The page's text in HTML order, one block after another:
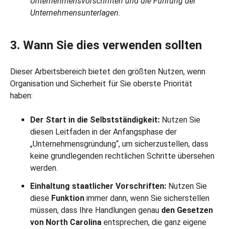
Unternehmensunterlagen.
3. Wann Sie dies verwenden sollten
Dieser Arbeitsbereich bietet den größten Nutzen, wenn
Organisation und Sicherheit für Sie oberste Priorität
haben:
Der Start in die Selbstständigkeit: Nutzen Sie
diesen Leitfaden in der Anfangsphase der
„Unternehmensgründung“, um sicherzustellen, dass
keine grundlegenden rechtlichen Schritte übersehen
werden.
Einhaltung staatlicher Vorschriften: Nutzen Sie
diese Funktion immer dann, wenn Sie sicherstellen
müssen, dass Ihre Handlungen genau den Gesetzen
von North Carolina entsprechen, die ganz eigene